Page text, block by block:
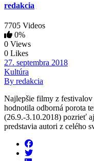
redakcia
7705 Videos
0%
0 Views
0 Likes
27. septembra 2018
Kultúra
By redakcia
Najlepšie filmy z
hodnotila odborná porota
(26.9.-3.10.2018) pozrieť
predstavia autori z celého